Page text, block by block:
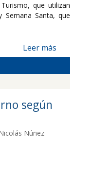
que utilizan
Santa, que
Leer más
según
Núñez